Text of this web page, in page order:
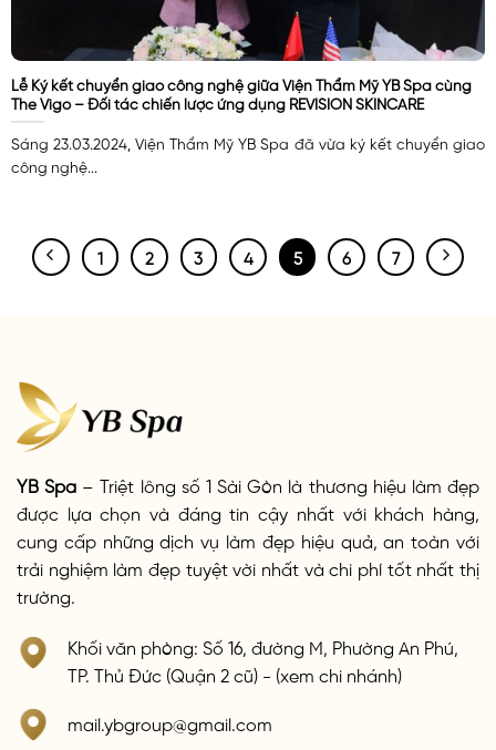
Lễ Ký kết chuyển giao công nghệ giữa Viện Thẩm Mỹ YB Spa cùng
The Vigo – Đối tác chiến lược ứng dụng REVISION SKINCARE
Sáng 23.03.2024, Viện Thẩm Mỹ YB Spa đã vừa ký kết chuyển giao
công nghệ...
1 2 3 4 5 6 7
YB Spa – Triệt lông số 1 Sài Gòn là thương hiệu làm đẹp
được lựa chọn và đáng tin cậy nhất với khách hàng,
cung cấp những dịch vụ làm đẹp hiệu quả, an toàn với
trải nghiệm làm đẹp tuyệt vời nhất và chi phí tốt nhất thị
trường.
Khối văn phòng: Số 16, đường M, Phường An Phú,
TP. Thủ Đức (Quận 2 cũ) - (xem chi nhánh)
mail.ybgroup@gmail.com